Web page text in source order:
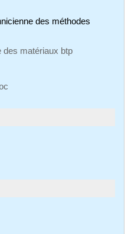
des méthodes
des matériaux btp